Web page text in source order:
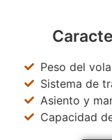
Peso del
Sistema de
Asiento y
Capacidad